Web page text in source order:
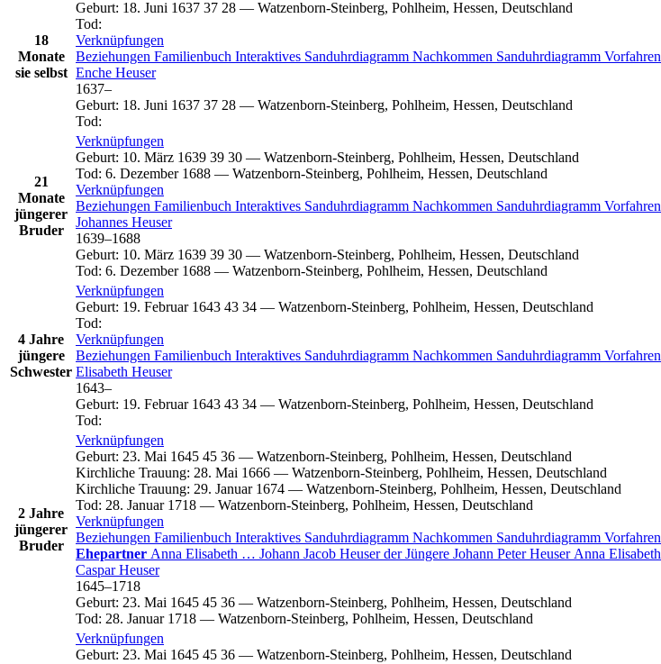
18
Monate
sie selbst
Geburt: 18. Juni 1637 37 28 — Watzenborn-Steinberg, Pohlheim, Hessen, Deutschland
Tod:
Verknüpfungen
Beziehungen Familienbuch Interaktives Sanduhrdiagramm Nachkommen Sanduhrdiagramm Vorfahren
Enche Heuser
1637–
Geburt: 18. Juni 1637 37 28 — Watzenborn-Steinberg, Pohlheim, Hessen, Deutschland
Tod:
21
Monate
jüngerer
Bruder
Verknüpfungen
Geburt: 10. März 1639 39 30 — Watzenborn-Steinberg, Pohlheim, Hessen, Deutschland
Tod: 6. Dezember 1688 — Watzenborn-Steinberg, Pohlheim, Hessen, Deutschland
Verknüpfungen
Beziehungen Familienbuch Interaktives Sanduhrdiagramm Nachkommen Sanduhrdiagramm Vorfahren
Johannes Heuser
1639–1688
Geburt: 10. März 1639 39 30 — Watzenborn-Steinberg, Pohlheim, Hessen, Deutschland
Tod: 6. Dezember 1688 — Watzenborn-Steinberg, Pohlheim, Hessen, Deutschland
4 Jahre
jüngere
Schwester
Verknüpfungen
Geburt: 19. Februar 1643 43 34 — Watzenborn-Steinberg, Pohlheim, Hessen, Deutschland
Tod:
Verknüpfungen
Beziehungen Familienbuch Interaktives Sanduhrdiagramm Nachkommen Sanduhrdiagramm Vorfahren
Elisabeth Heuser
1643–
Geburt: 19. Februar 1643 43 34 — Watzenborn-Steinberg, Pohlheim, Hessen, Deutschland
Tod:
2 Jahre
jüngerer
Bruder
Verknüpfungen
Geburt: 23. Mai 1645 45 36 — Watzenborn-Steinberg, Pohlheim, Hessen, Deutschland
Kirchliche Trauung: 28. Mai 1666 — Watzenborn-Steinberg, Pohlheim, Hessen, Deutschland
Kirchliche Trauung: 29. Januar 1674 — Watzenborn-Steinberg, Pohlheim, Hessen, Deutschland
Tod: 28. Januar 1718 — Watzenborn-Steinberg, Pohlheim, Hessen, Deutschland
Verknüpfungen
Beziehungen Familienbuch Interaktives Sanduhrdiagramm Nachkommen Sanduhrdiagramm Vorfahren
Ehepartner Anna Elisabeth … Johann Jacob Heuserder Jüngere Johann PeterHeuser Anna Elisabeth
CasparHeuser
1645–1718
Geburt: 23. Mai 1645 45 36 — Watzenborn-Steinberg, Pohlheim, Hessen, Deutschland
Tod: 28. Januar 1718 — Watzenborn-Steinberg, Pohlheim, Hessen, Deutschland
Verknüpfungen
Geburt: 23. Mai 1645 45 36 — Watzenborn-Steinberg, Pohlheim, Hessen, Deutschland